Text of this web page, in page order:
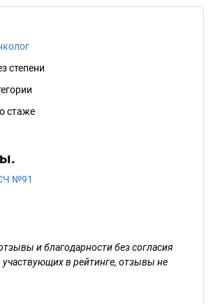
степени
стаже
№91
и благодарности без согласия
участвующих в рейтинге, отзывы не